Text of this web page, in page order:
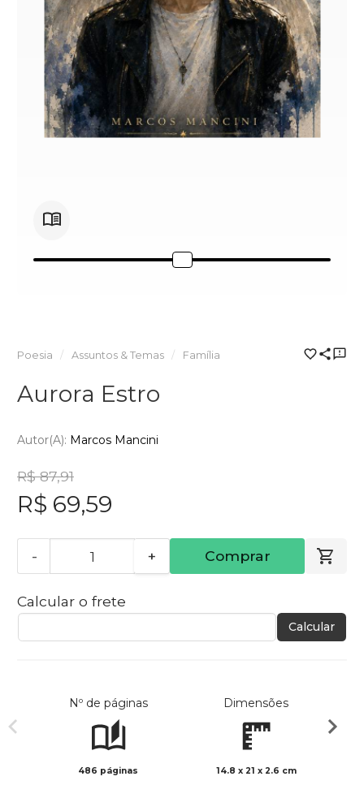
Poesia Assuntos & Temas Família
Aurora Estro
Autor(a): Marcos Mancini
R$ 87,91
R$ 69,59
- + Comprar
Calcular o frete
Calcular
Nº de páginas
486 páginas
Dimensões
14.8 x 21 x 2.6 cm